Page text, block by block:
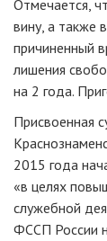
Отмечается,
вину, а также
причиненный
лишения
на 2 года.
Присвоенная
2015 года
«в целях
служебной
ФССП России